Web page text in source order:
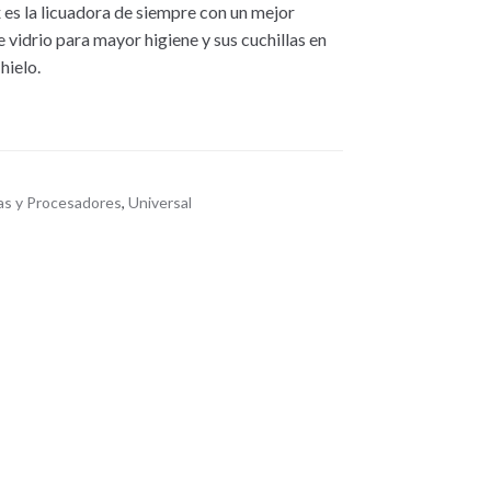
la licuadora de siempre con un mejor
vidrio para mayor higiene y sus cuchillas en
y Procesadores,Universal